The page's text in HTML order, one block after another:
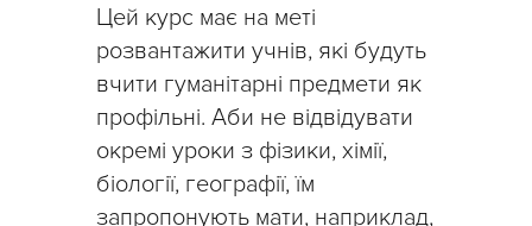
Цей курс має на меті
розвантажити учнів, які будуть
вчити гуманітарні предмети як
профільні. Аби не відвідувати
окремі уроки з фізики, хімії,
біології, географії, їм
запропонують мати, наприклад,